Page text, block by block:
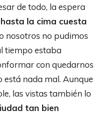
de todo, la espera
la cima cuesta
nosotros no pudimos
tiempo estaba
con quedarnos
está nada mal. Aunque
las vistas también lo
tan bien